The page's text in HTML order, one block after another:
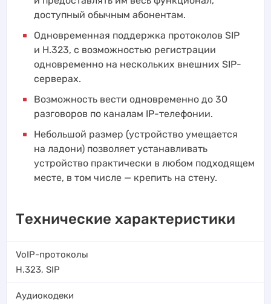
доступный обычным абонентам.
Одновременная поддержка протоколов SIP
и H.323, с возможностью регистрации
одновременно на нескольких внешних SIP-
серверах.
Возможность вести одновременно до 30
разговоров по каналам IP-телефонии.
Небольшой размер (устройство умещается
на ладони) позволяет устанавливать
устройство практически в любом подходящем
месте, в том числе — крепить на стену.
Технические характеристики
VoIP-протоколы
H.323, SIP
Аудиокодеки